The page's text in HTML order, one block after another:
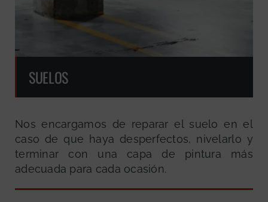
SUELOS
Nos encargamos de reparar el suelo en el
caso de que haya desperfectos, nivelarlo y
terminar con una capa de pintura más
adecuada para cada ocasión.